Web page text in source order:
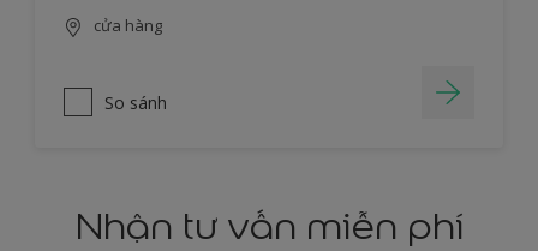
cửa hàng
So sánh
Nhận tư vấn miễn phí